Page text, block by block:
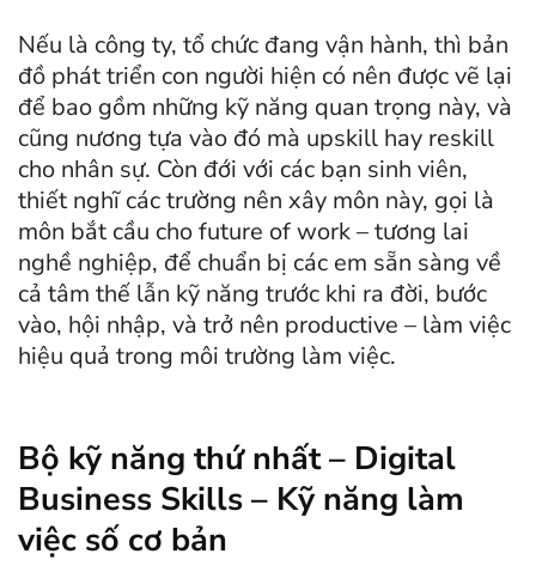
Nếu là công ty, tổ chức đang vận hành, thì bản
đồ phát triển con người hiện có nên được vẽ lại
để bao gồm những kỹ năng quan trọng này, và
cũng nương tựa vào đó mà upskill hay reskill
cho nhân sự. Còn đới với các bạn sinh viên,
thiết nghĩ các trường nên xây môn này, gọi là
môn bắt cầu cho future of work – tương lai
nghề nghiệp, để chuẩn bị các em sẵn sàng về
cả tâm thế lẫn kỹ năng trước khi ra đời, bước
vào, hội nhập, và trở nên productive – làm việc
hiệu quả trong môi trường làm việc.
Bộ kỹ năng thứ nhất – Digital
Business Skills – Kỹ năng làm
việc số cơ bản